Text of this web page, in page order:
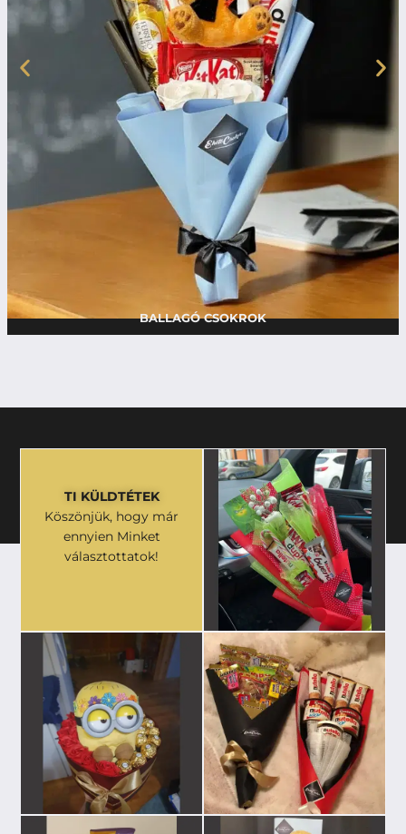
BALLAGÓ CSOKROK
TI KÜLDTÉTEK
Köszönjük, hogy már
ennyien Minket
választottatok!